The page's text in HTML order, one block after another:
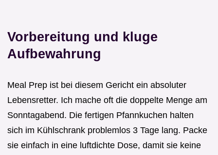
Vorbereitung und kluge
Aufbewahrung
Meal Prep ist bei diesem Gericht ein absoluter
Lebensretter. Ich mache oft die doppelte Menge am
Sonntagabend. Die fertigen Pfannkuchen halten
sich im Kühlschrank problemlos 3 Tage lang. Packe
sie einfach in eine luftdichte Dose, damit sie keine